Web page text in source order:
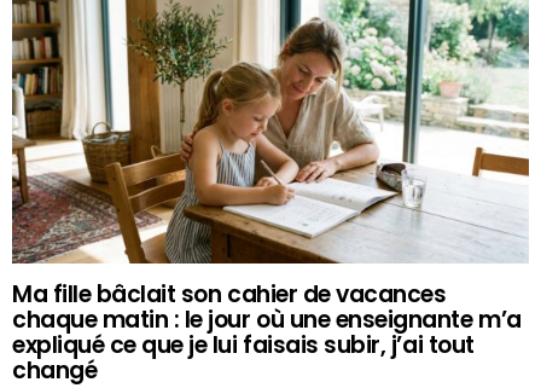
Ma fille bâclait son cahier de vacances
chaque matin : le jour où une enseignante m’a
expliqué ce que je lui faisais subir, j’ai tout
changé